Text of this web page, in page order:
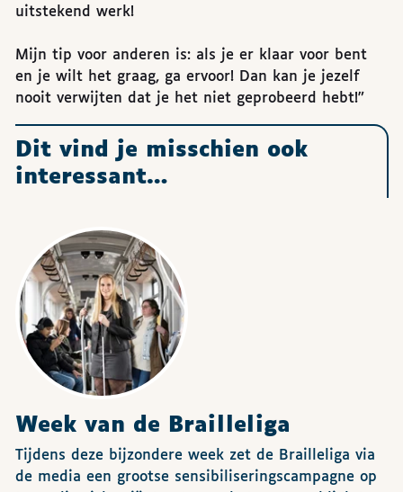
uitstekend werk!
Mijn tip voor anderen is: als je er klaar voor bent
en je wilt het graag, ga ervoor! Dan kan je jezelf
nooit verwijten dat je het niet geprobeerd hebt!”
Dit vind je misschien ook
interessant…
Week van de Brailleliga
Tijdens deze bijzondere week zet de Brailleliga via
de media een grootse sensibiliseringscampagne op